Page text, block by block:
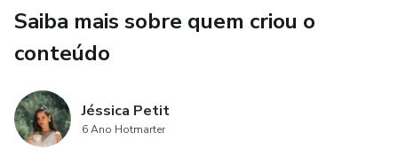
MATURIDADE E RELACIONAMENTOS AMOROSOS:
• O que buscamos quando buscamos os relacionamentos
• O que é a autonomia e como ela está vinculada aos
nossos relacionamentos com nossos pais?
Saiba mais sobre quem criou o
conteúdo
Jéssica Petit
6 Ano Hotmarter